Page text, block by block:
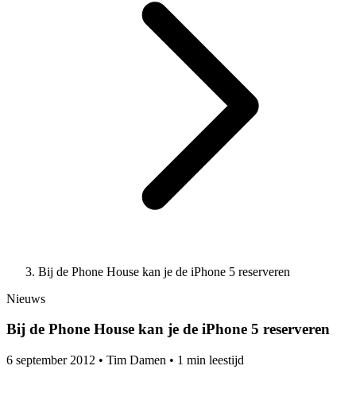
Bij de Phone House kan je de iPhone 5 reserveren
Nieuws
Bij de Phone House kan je de iPhone 5 reserveren
6 september 2012 • Tim Damen • 1 min leestijd